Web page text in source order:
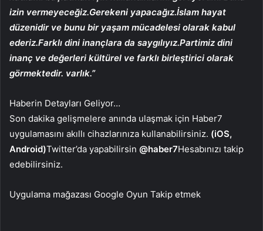
izin vermeyeceğiz.Gerekeni yapacağız.İslam hayat
düzenidir ve bunu bir yaşam mücadelesi olarak kabul
ederiz.Farklı dini inançlara da saygılıyız.Partimiz dini
inanç ve değerleri kültürel ve farklı birleştirici olarak
görmektedir. varlık.”
Haberin Detayları Geliyor…
Son dakika gelişmelere anında ulaşmak için Haber7
uygulamasını akıllı cihazlarınıza kullanabilirsiniz. (iOS,
Android)Twitter’da yapabilirsin @haber7Hesabınızı takip
edebilirsiniz.
Uygulama mağazası Google Oyun Takip etmek